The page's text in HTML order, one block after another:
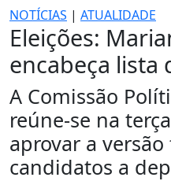
NOTÍCIAS | ATUALIDADE
Eleições:
encabeça lista
A Comissão
reúne-se na
aprovar a
candidatos a